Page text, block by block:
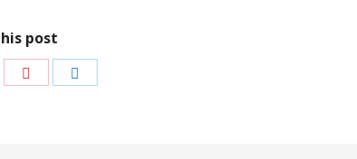
post
Поделиться